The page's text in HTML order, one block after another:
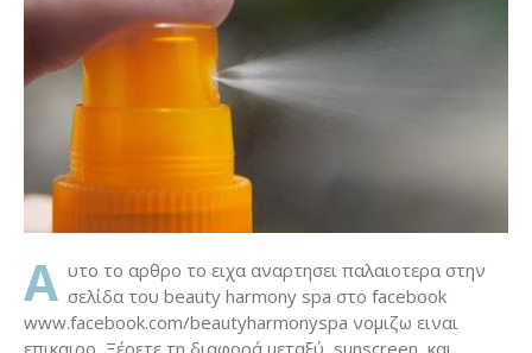
Α υτο το αρθρο το ειχα αναρτησει παλαιοτερα στην
σελίδα του beauty harmony spa στο facebook
www.facebook.com/beautyharmonyspa νομιζω ειναι